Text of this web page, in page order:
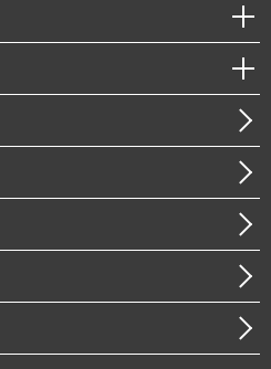
イアンス）・防災（政策）
スマートシティ